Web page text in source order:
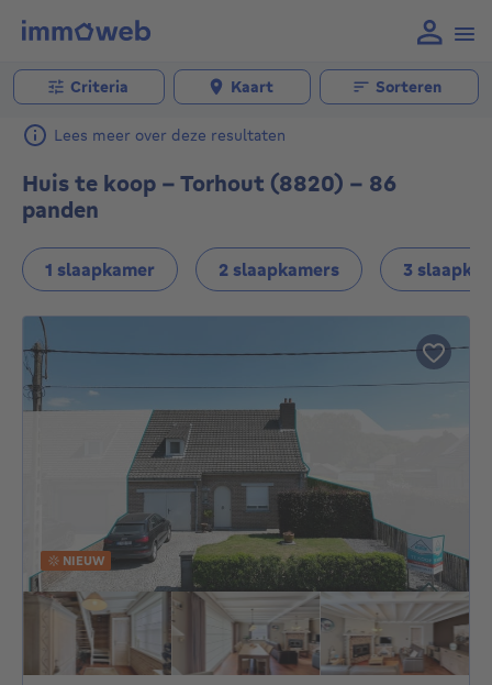
Criteria Kaart Sorteren
Lees meer over deze resultaten
Huis te koop - Torhout (8820) - 86
panden
1 slaapkamer 2 slaapkamers 3
NIEUW